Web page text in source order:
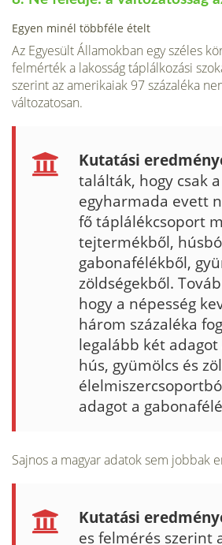
Egyen minél többféle ételt
Az Egyesült Államokban egy széles
felmérték a la­kosság táplálkozási
szerint az amerikaiak 97 százaléka
változatosan.
Kutatási
találták, hogy csak
egyharmada evett
fő táplálékcsoport
tejtermékből,
gabonafélékből,
zöldségekből.
hogy a né­pesség
három százaléka
legalább két
hús, gyümölcs és
adagot a
Sajnos a magyar adatok sem jobbak
Kutatási
es felmérés szerint